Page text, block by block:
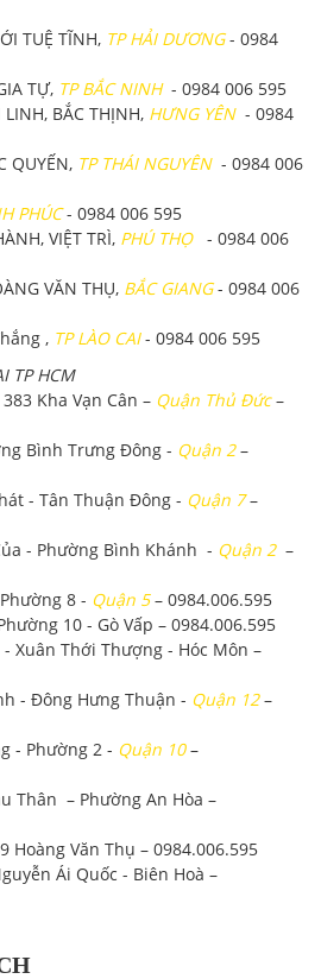
TUỆ TĨNH, TP HẢI DƯƠNG- 0984
TỰ, TP BẮC NINH- 0984 006 595
BẮC THỊNH, HƯNG YÊN- 0984
QUYẾN, TP THÁI NGUYÊN- 0984 006
PHÚC- 0984 006 595
VIỆT TRÌ, PHÚ THỌ- 0984 006
VĂN THỤ, BẮC GIANG- 0984 006
, TP LÀO CAI- 0984 006 595
TP HCM
383 Kha Vạn Cân – Quận Thủ Đức–
Bình Trưng Đông - Quận 2–
- Tân Thuận Đông - Quận 7–
- Phường Bình Khánh - Quận 2 –
8 - Quận 5– 0984.006.595
10 - Gò Vấp – 0984.006.595
- Xuân Thới Thượng - Hóc Môn –
- Đông Hưng Thuận - Quận 12–
- Phường 2 - Quận 10–
Thân – Phường An Hòa –
Hoàng Văn Thụ – 0984.006.595
Ái Quốc - Biên Hoà –